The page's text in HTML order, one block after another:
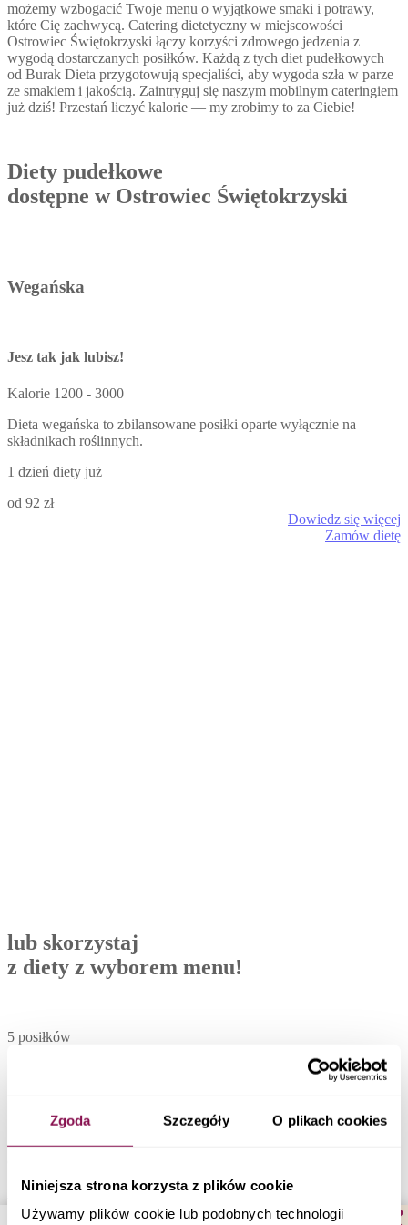
Zgoda Szczegóły O plikach cookies
Niniejsza strona korzysta z plików cookie
Używamy plików cookie lub podobnych technologii
możemy wzbogacić Twoje menu o wyjątkowe smaki i potrawy,
które Cię zachwycą. Catering dietetyczny w miejscowości
Ostrowiec Świętokrzyski łączy korzyści zdrowego jedzenia z
wygodą dostarczanych posiłków. Każdą z tych diet pudełkowych
od Burak Dieta przygotowują specjaliści, aby wygoda szła w parze
ze smakiem i jakością. Zaintryguj się naszym mobilnym cateringiem
już dziś! Przestań liczyć kalorie — my zrobimy to za Ciebie!
Diety pudełkowe
dostępne w Ostrowiec Świętokrzyski
Wegańska
Jesz tak jak lubisz!
Kalorie 1200 - 3000
Dieta wegańska to zbilansowane posiłki oparte wyłącznie na
składnikach roślinnych.
1 dzień diety już
od 92 zł
Dowiedz się więcej
Zamów dietę
lub skorzystaj
z diety z wyborem menu!
5 posiłków
Zobacz menu